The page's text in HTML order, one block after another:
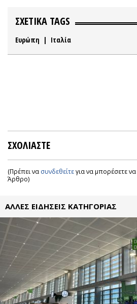
ΣΧΕΤΙΚΑ TAGS
Ευρώπη | Ιταλία
ΣΧΟΛΙΑΣΤΕ
(Πρέπει να συνδεθείτεγια να μπορέσετε
Άρθρο)
ΑΛΛΕΣ ΕΙΔΗΣΕΙΣ ΚΑΤΗΓΟΡΙΑΣ